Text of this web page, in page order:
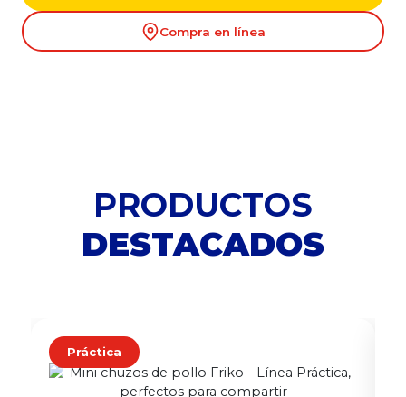
Compra en línea
PRODUCTOS
DESTACADOS
Práctica